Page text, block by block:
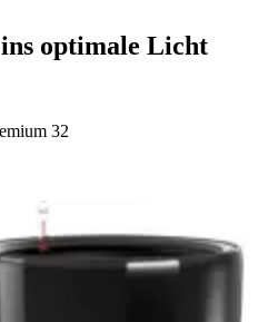
optimale Licht
32